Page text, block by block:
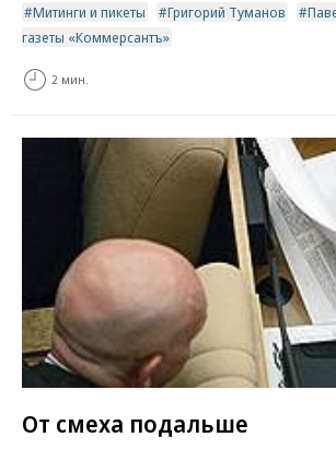
Митинги и пикеты
Григорий Туманов
газеты «Коммерсантъ»
2 мин.
От смеха подальше